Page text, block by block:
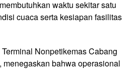
waktu sekitar satu
cuaca serta kesiapan fasilitas
Nonpetikemas Cabang
bahwa operasional